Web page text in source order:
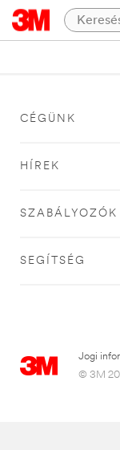
CÉGÜNK
HÍREK
SZABÁLYOZÓK
SEGÍTSÉG
Jogi
© 3M